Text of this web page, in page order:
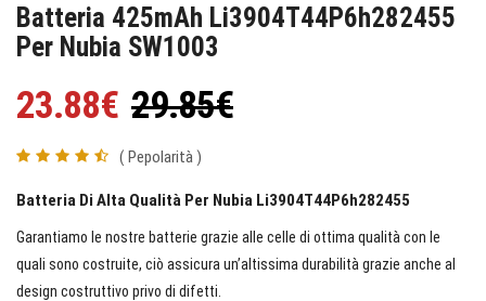
Batteria 425mAh Li3904T44P6h282455
Per Nubia SW1003
23.88€ 29.85€
( Pepolarità )
Batteria Di Alta Qualità Per Nubia Li3904T44P6h282455
Garantiamo le nostre batterie grazie alle celle di ottima qualità con le
quali sono costruite, ciò assicura un’altissima durabilità grazie anche al
design costruttivo privo di difetti.